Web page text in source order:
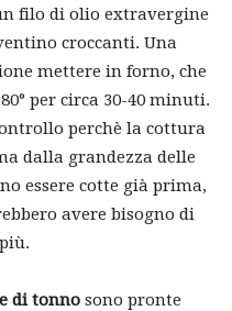
filo di olio extravergine
croccanti. Una
mettere in forno, che
per circa 30-40 minuti.
perchè la cottura
dalla grandezza delle
essere cotte già prima,
avere bisogno di
di tonno sono pronte